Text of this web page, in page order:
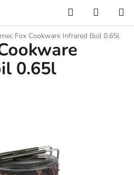
Hledat
KOŠÍK
Fox Cookware Infrared Boil 0.65l
0.65l